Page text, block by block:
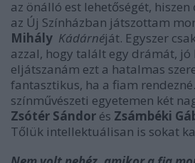
az önálló est lehetőségét,
az Új Színházban játszottam
Mihály Kádárnéját. Egyszer
azzal, hogy talált egy drámát, jó
eljátszanám ezt a hatalmas
fantasztikus, ha a fiam
színművészeti egyetemen két
Zsótér Sándor és Zsámbéki
Tőlük intellektuálisan is sokat